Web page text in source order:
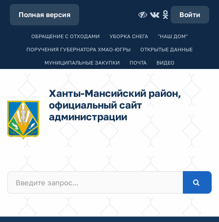
Полная версия Войти
ОБРАЩЕНИЕ С ОТХОДАМИ УБОРКА СНЕГА "НАШ ДОМ"
ПОРУЧЕНИЯ ГУБЕРНАТОРА ХМАО-ЮГРЫ ОТКРЫТЫЕ ДАННЫЕ
МУНИЦИПАЛЬНЫЕ ЗАКУПКИ ПОЧТА ВИДЕО
Ханты-Мансийский район,
официальный сайт
администрации